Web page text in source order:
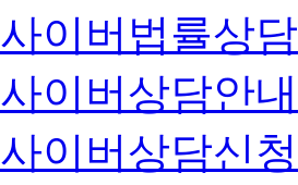
사이버법률상담
사이버상담안내
사이버상담신청